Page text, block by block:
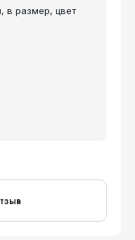
в размер, цвет